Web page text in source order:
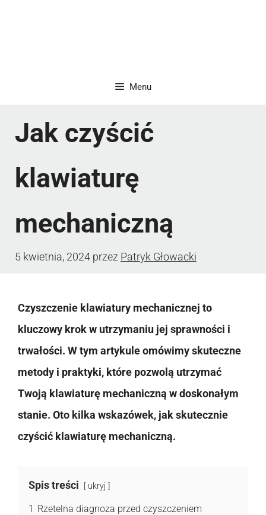
Menu
Jak czyścić
klawiaturę
mechaniczną
5 kwietnia, 2024 przez Patryk Głowacki
Czyszczenie klawiatury mechanicznej to
kluczowy krok w utrzymaniu jej sprawności i
trwałości. W tym artykule omówimy skuteczne
metody i praktyki, które pozwolą utrzymać
Twoją klawiaturę mechaniczną w doskonałym
stanie. Oto kilka wskazówek, jak skutecznie
czyścić klawiaturę mechaniczną.
Spis treści ukryj
1 Rzetelna diagnoza przed czyszczeniem